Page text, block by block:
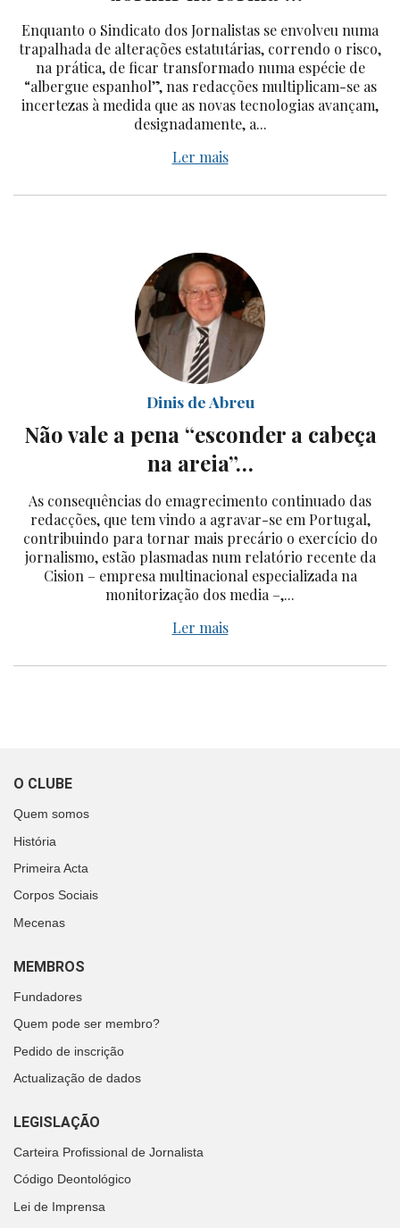
Enquanto o Sindicato dos Jornalistas se envolveu numa
trapalhada de alterações estatutárias, correndo o risco,
na prática, de ficar transformado numa espécie de
“albergue espanhol”, nas redacções multiplicam-se as
incertezas à medida que as novas tecnologias avançam,
designadamente, a...
Ler mais
Dinis de Abreu
Não vale a pena “esconder a cabeça
na areia”…
As consequências do emagrecimento continuado das
redacções, que tem vindo a agravar-se em Portugal,
contribuindo para tornar mais precário o exercício do
jornalismo, estão plasmadas num relatório recente da
Cision – empresa multinacional especializada na
monitorização dos media –,...
Ler mais
O CLUBE
Quem somos
História
Primeira Acta
Corpos Sociais
Mecenas
MEMBROS
Fundadores
Quem pode ser membro?
Pedido de inscrição
Actualização de dados
LEGISLAÇÃO
Carteira Profissional de Jornalista
Código Deontológico
Lei de Imprensa